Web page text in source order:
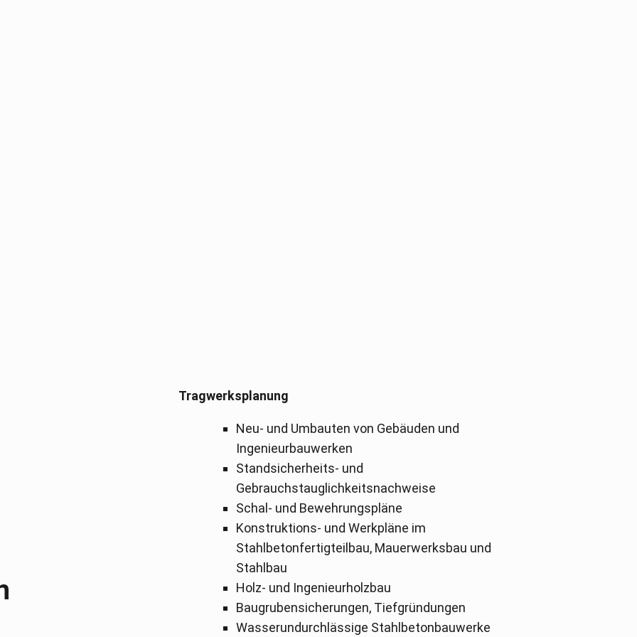
Tragwerksplanung
Neu- und Umbauten von Gebäuden und
Ingenieurbauwerken
Standsicherheits- und
Gebrauchstauglichkeitsnachweise
Schal- und Bewehrungspläne
Konstruktions- und Werkpläne im
Stahlbetonfertigteilbau, Mauerwerksbau und
Stahlbau
Holz- und Ingenieurholzbau
Baugrubensicherungen, Tiefgründungen
Wasserundurchlässige Stahlbetonbauwerke